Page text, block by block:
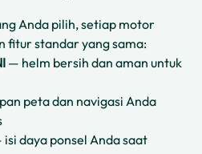
Anda pilih, setiap motor
fitur standar yang sama:
— helm bersih dan aman untuk
peta dan navigasi Anda
daya ponsel Anda saat